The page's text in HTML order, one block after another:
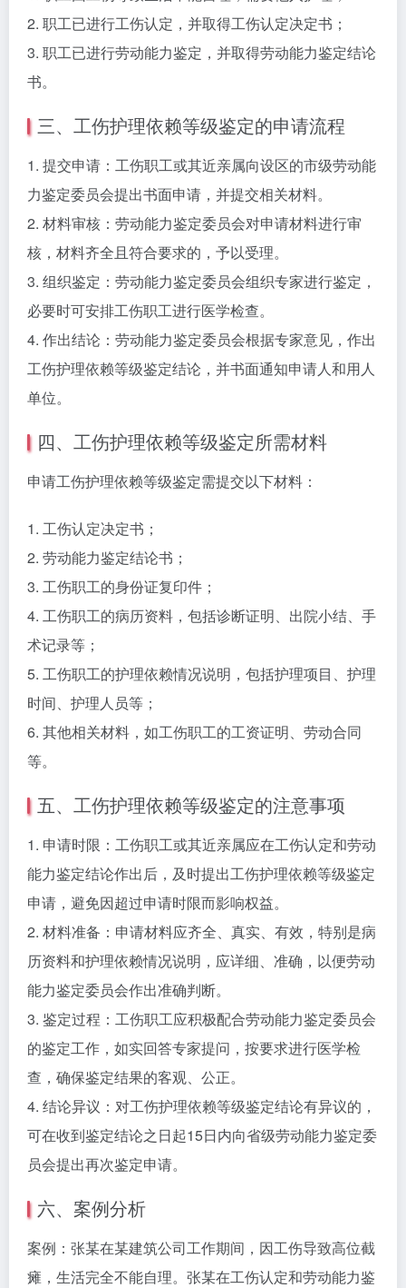
2. 职工已进行工伤认定，并取得工伤认定决定书；
3. 职工已进行劳动能力鉴定，并取得劳动能力鉴定结论
书。
三、工伤护理依赖等级鉴定的申请流程
1. 提交申请：工伤职工或其近亲属向设区的市级劳动能
力鉴定委员会提出书面申请，并提交相关材料。
2. 材料审核：劳动能力鉴定委员会对申请材料进行审
核，材料齐全且符合要求的，予以受理。
3. 组织鉴定：劳动能力鉴定委员会组织专家进行鉴定，
必要时可安排工伤职工进行医学检查。
4. 作出结论：劳动能力鉴定委员会根据专家意见，作出
工伤护理依赖等级鉴定结论，并书面通知申请人和用人
单位。
四、工伤护理依赖等级鉴定所需材料
申请工伤护理依赖等级鉴定需提交以下材料：
1. 工伤认定决定书；
2. 劳动能力鉴定结论书；
3. 工伤职工的身份证复印件；
4. 工伤职工的病历资料，包括诊断证明、出院小结、手
术记录等；
5. 工伤职工的护理依赖情况说明，包括护理项目、护理
时间、护理人员等；
6. 其他相关材料，如工伤职工的工资证明、劳动合同
等。
五、工伤护理依赖等级鉴定的注意事项
1. 申请时限：工伤职工或其近亲属应在工伤认定和劳动
能力鉴定结论作出后，及时提出工伤护理依赖等级鉴定
申请，避免因超过申请时限而影响权益。
2. 材料准备：申请材料应齐全、真实、有效，特别是病
历资料和护理依赖情况说明，应详细、准确，以便劳动
能力鉴定委员会作出准确判断。
3. 鉴定过程：工伤职工应积极配合劳动能力鉴定委员会
的鉴定工作，如实回答专家提问，按要求进行医学检
查，确保鉴定结果的客观、公正。
4. 结论异议：对工伤护理依赖等级鉴定结论有异议的，
可在收到鉴定结论之日起15日内向省级劳动能力鉴定委
员会提出再次鉴定申请。
六、案例分析
案例：张某在某建筑公司工作期间，因工伤导致高位截
瘫，生活完全不能自理。张某在工伤认定和劳动能力鉴